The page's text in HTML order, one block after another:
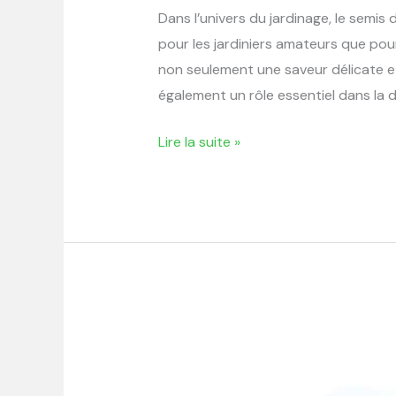
Dans l’univers du jardinage, le
pour les jardiniers amateurs que
non seulement une saveur délicate
également un rôle essentiel dans la
Lire la suite »